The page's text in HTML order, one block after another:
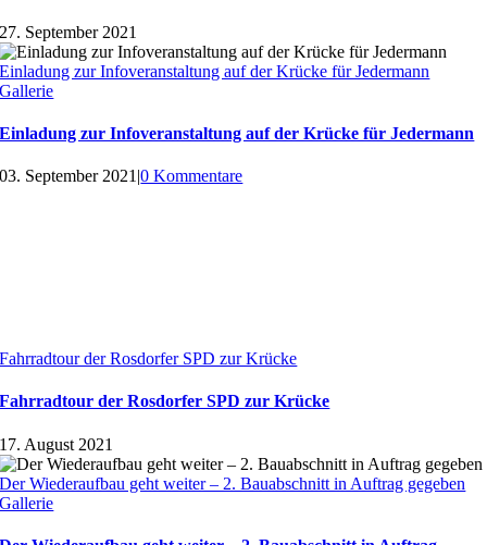
27. September 2021
Einladung zur Infoveranstaltung auf der Krücke für Jedermann
Gallerie
Einladung zur Infoveranstaltung auf der Krücke für Jedermann
03. September 2021 |0 Kommentare
Fahrradtour der Rosdorfer SPD zur Krücke
Fahrradtour der Rosdorfer SPD zur Krücke
17. August 2021
Der Wiederaufbau geht weiter – 2. Bauabschnitt in Auftrag gegeben
Gallerie